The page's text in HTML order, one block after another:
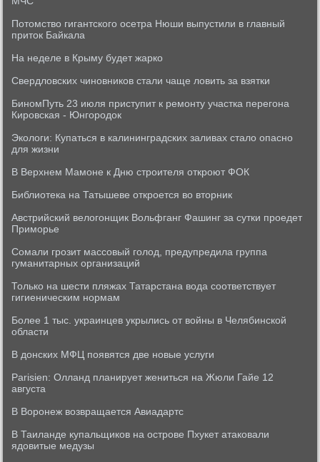
Потомство гигантского осетра Нюши выпустили в главный
приток Байкала
На неделе в Крыму будет жарко
Свердловских чиновников стали чаще ловить за взятки
БиномПуть 23 июля приступит к ремонту участка перегона
Кировская - Юнгородок
Экологи: Купаться в калининградских заливах стало опасно
для жизни
В Верхнем Мамоне к Дню строителя откроют ФОК
Библиотека на Татышеве откроется во вторник
Австрийский велогонщик Вольфганг Фашинг за сутки проедет
Приморье
Сомали грозит массовый голод, предупредила группа
гуманитарных организаций
Только на шести пляжах Татарстана вода соответствует
гигиеническим нормам
Более 1 тыс. украинцев укрылись от войны в Челябинской
области
В донских МФЦ появятся две новые услуги
Parisien: Олланд планирует жениться на Жюли Гайе 12
августа
В Воронеж возвращается Авиадартс
В Таиланде купальщиков на острове Пхукет атаковали
ядовитые медузы